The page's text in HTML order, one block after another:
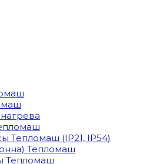
Тепломаш (IP21, IP54)
Тепломаш
Тепломаш